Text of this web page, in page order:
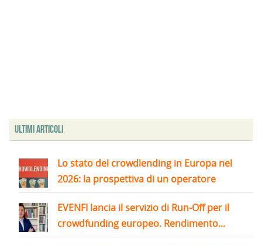
Ultimi articoli
Lo stato del crowdlending in Europa nel
2026: la prospettiva di un operatore
EVENFI lancia il servizio di Run-Off per il
crowdfunding europeo. Rendimento...